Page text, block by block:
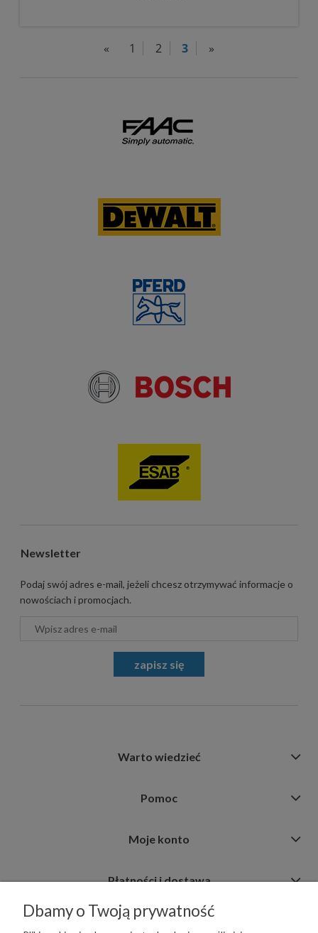
« 1 2 3 »
Newsletter
Podaj swój adres e-mail, jeżeli chcesz otrzymywać informacje o
nowościach i promocjach.
zapisz się
Warto wiedzieć
Pomoc
Moje konto
Płatności i dostawa
Informacje
Dbamy o Twoją prywatność